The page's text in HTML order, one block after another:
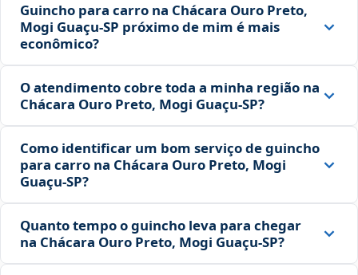
Guincho para carro na Chácara Ouro Preto,
Mogi Guaçu‑SP próximo de mim é mais
econômico?
O atendimento cobre toda a minha região na
Chácara Ouro Preto, Mogi Guaçu‑SP?
Como identificar um bom serviço de guincho
para carro na Chácara Ouro Preto, Mogi
Guaçu‑SP?
Quanto tempo o guincho leva para chegar
na Chácara Ouro Preto, Mogi Guaçu‑SP?